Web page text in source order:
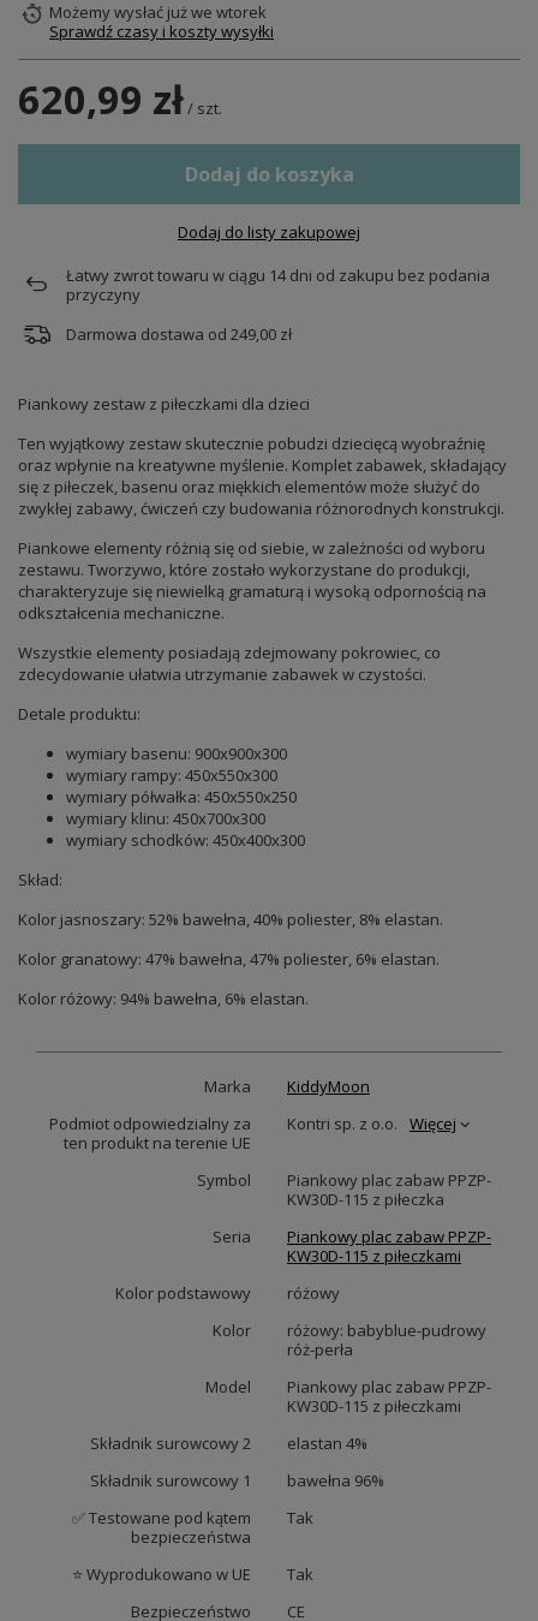
Możemy wysłać jużwe wtorek
Sprawdź czasy i koszty wysyłki
620,99 zł/ szt.
Dodaj do koszyka
Dodaj do listy zakupowej
Łatwy zwrot towaru w ciągu 14dni od zakupu bez podania
przyczyny
Darmowa dostawa od 249,00 zł
Piankowy zestaw z piłeczkami dla dzieci
Ten wyjątkowy zestaw skutecznie pobudzi dziecięcą wyobraźnię
oraz wpłynie na kreatywne myślenie. Komplet zabawek, składający
się z piłeczek, basenu oraz miękkich elementów może służyć do
zwykłej zabawy, ćwiczeń czy budowania różnorodnych konstrukcji.
Piankowe elementy różnią się od siebie, w zależności od wyboru
zestawu. Tworzywo, które zostało wykorzystane do produkcji,
charakteryzuje się niewielką gramaturą i wysoką odpornością na
odkształcenia mechaniczne.
Wszystkie elementy posiadają zdejmowany pokrowiec, co
zdecydowanie ułatwia utrzymanie zabawek w czystości.
Detale produktu:
wymiary basenu: 900x900x300
wymiary rampy: 450x550x300
wymiary półwałka: 450x550x250
wymiary klinu: 450x700x300
wymiary schodków: 450x400x300
Skład:
Kolor jasnoszary: 52% bawełna, 40% poliester, 8% elastan.
Kolor granatowy: 47% bawełna, 47% poliester, 6% elastan.
Kolor różowy: 94% bawełna, 6% elastan.
Marka
KiddyMoon
Podmiot odpowiedzialny za
ten produkt na terenie UE
Kontri sp. z o.o. Więcej
Symbol
Piankowy plac zabaw PPZP-
KW30D-115 z piłeczka
Seria
Piankowy plac zabaw PPZP-
KW30D-115 z piłeczkami
Kolor podstawowy
różowy
Kolor
różowy: babyblue-pudrowy
róż-perła
Model
Piankowy plac zabaw PPZP-
KW30D-115 z piłeczkami
Składnik surowcowy 2
elastan 4%
Składnik surowcowy 1
bawełna 96%
✅ Testowane pod kątem
bezpieczeństwa
Tak
⭐ Wyprodukowano w UE
Tak
Bezpieczeństwo
CE